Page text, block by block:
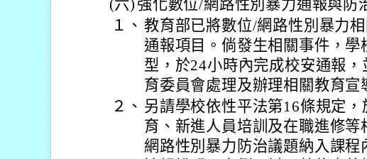
(六) 強化數位/網路性別暴力通報與防
１、 教育部已將數位/網路性別暴力
通報項目。倘發生相關事件，學
型，於24小時內完成校安通報
育委員會處理及辦理相關教育宣
２、 另請學校依性平法第16條規定
育、新進人員培訓及在職進修
網路性別暴力防治議題納入課程